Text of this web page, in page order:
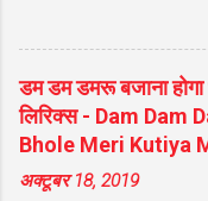
जी धुनी
भोला है
मज जडली रे व्याधी
मनी नाही भाव म्हणे देवा
चंद्रभागेच्यातीरी उभा
मराठी लिरिक्स एकतारी
जगाची लिरिक्स मागतो मी
कुणाचे कोणी लिरिक्स मी
पाजिले लिरिक्स आता तरी
डम डम डमरू बजाना होगा
लिरिक्स - Dam Dam
Bhole Meri Kutiya
अक्टूबर 18, 2019